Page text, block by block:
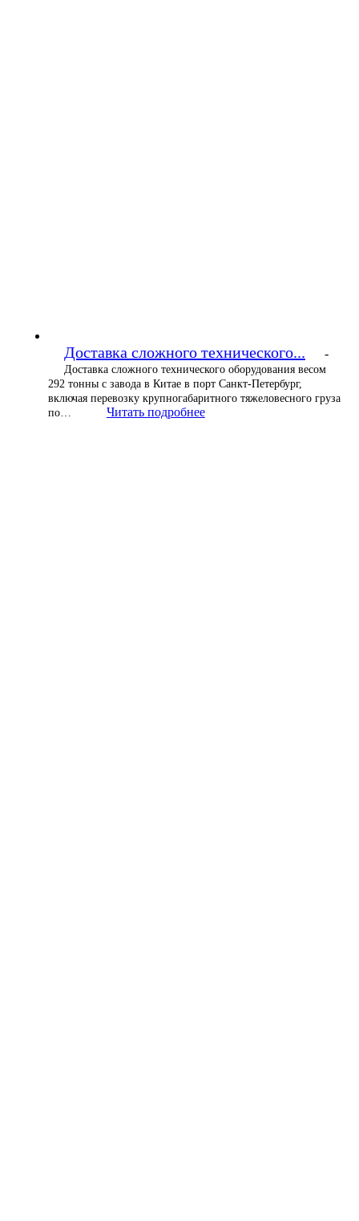
Доставка сложного технического... -
Доставка сложного технического оборудования весом
292 тонны с завода в Китае в порт Санкт-Петербург,
включая перевозку крупногабаритного тяжеловесного груза
по…
Читать подробнее